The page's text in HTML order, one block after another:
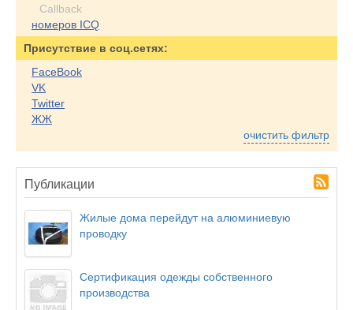
Callback
номеров ICQ
Присутствие в соц.сетях:
FaceBook
VK
Twitter
ЖЖ
очистить фильтр
Публикации
Жилые дома перейдут на алюминиевую
проводку
Сертификация одежды собственного
производства